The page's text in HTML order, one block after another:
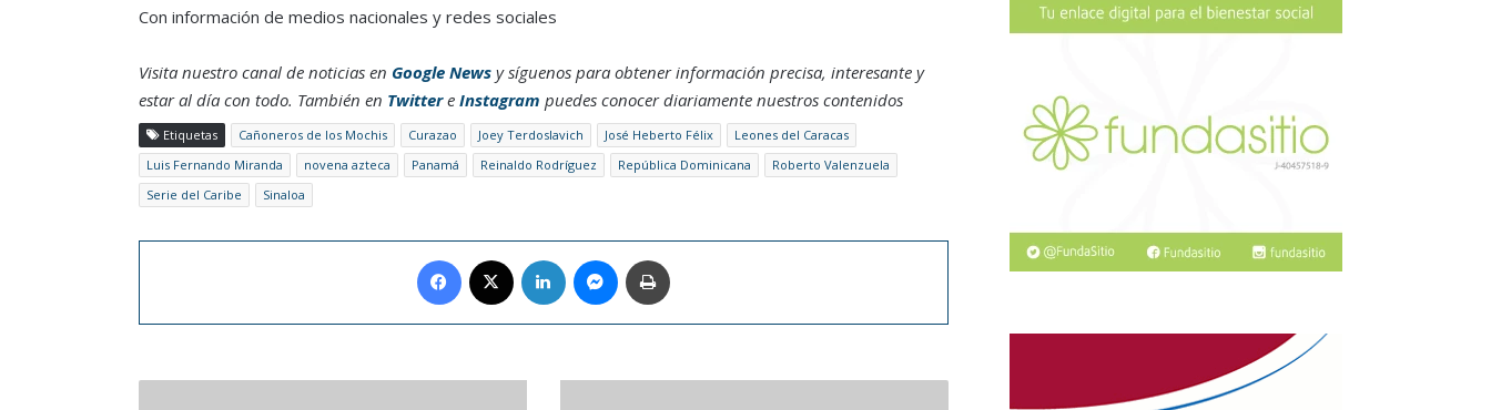
Con información de medios nacionales y redes sociales
Visita nuestro canal de noticias en Google Newsy síguenos para obtener información precisa, interesante y
estar al día con todo. También en Twittere Instagram puedes conocer diariamente nuestros contenidos
Etiquetas Cañoneros de los Mochis Curazao Joey Terdoslavich José Heberto Félix
Leones del Caracas
Luis Fernando Miranda
novena azteca Panamá Reinaldo Rodríguez República Dominicana
Roberto Valenzuela
Serie del Caribe
Sinaloa
Facebook LinkedIn Messenger